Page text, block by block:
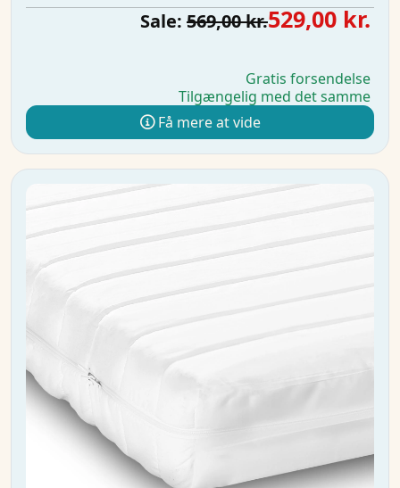
Sale: 569,00 kr.529,00 kr.
Gratis forsendelse
Tilgængelig med det samme
Få mere at vide